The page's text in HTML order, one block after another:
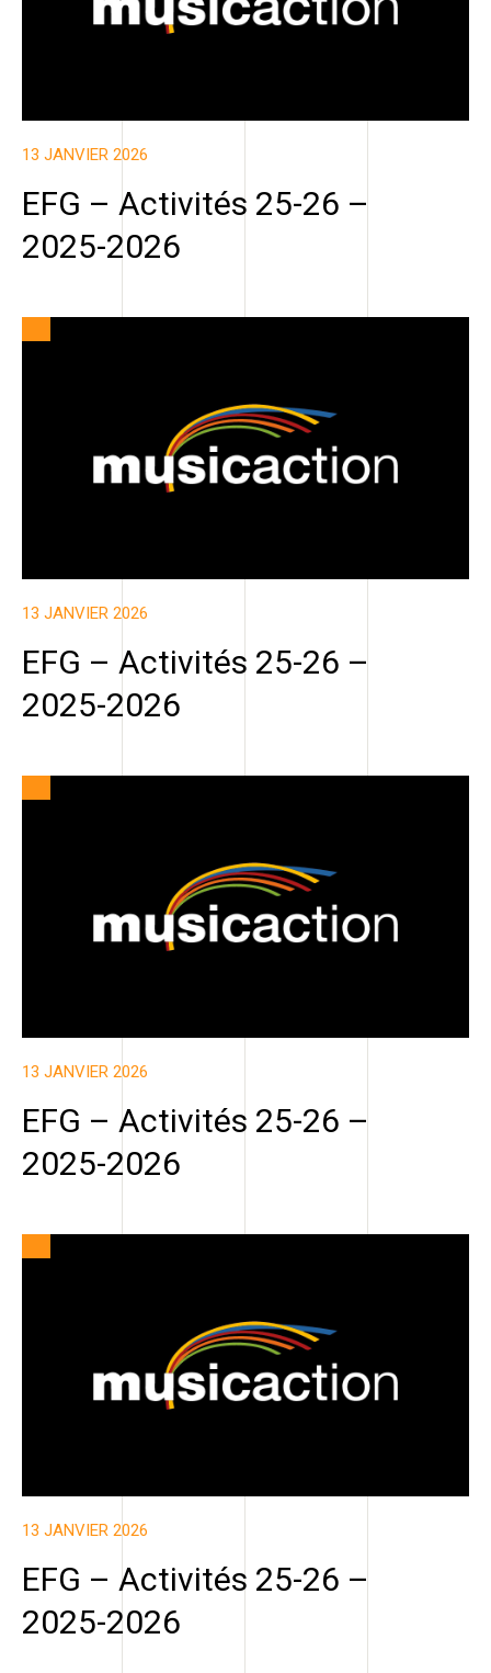
13 JANVIER 2026
EFG – Activités 25-26 –
2025-2026
13 JANVIER 2026
EFG – Activités 25-26 –
2025-2026
13 JANVIER 2026
EFG – Activités 25-26 –
2025-2026
13 JANVIER 2026
EFG – Activités 25-26 –
2025-2026